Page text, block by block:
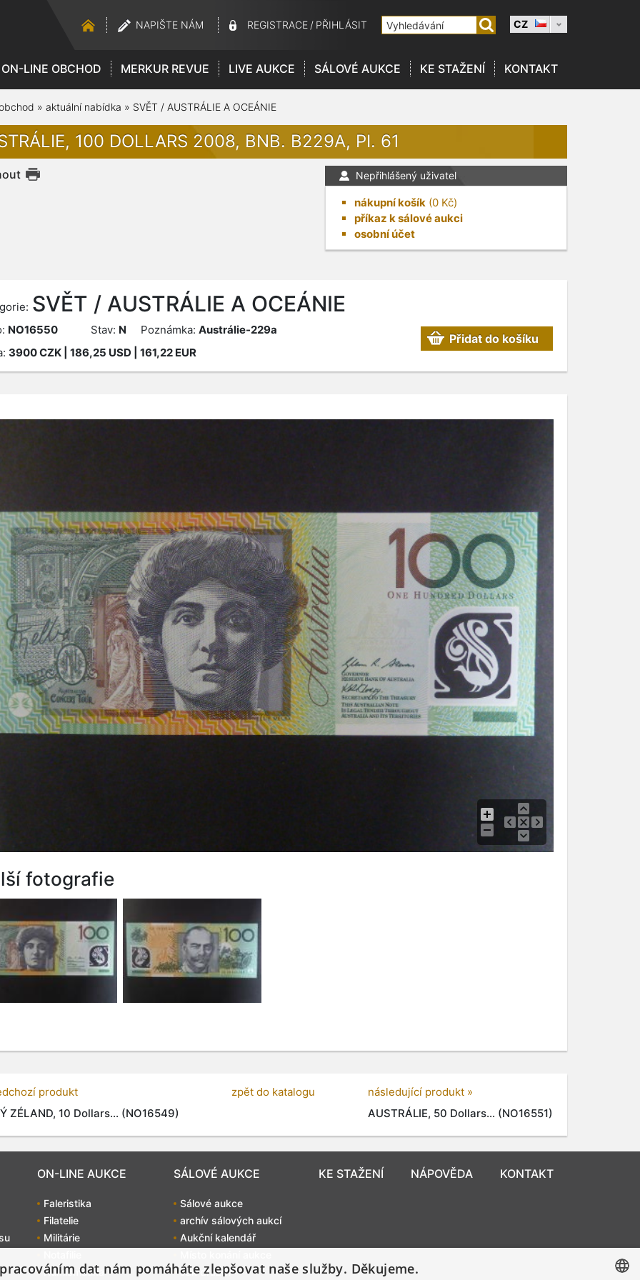
NAPIŠTE NÁM REGISTRACE / PŘIHLÁSIT CZ
ON-LINE OBCHOD MERKUR REVUE LIVE AUKCE SÁLOVÉ AUKCE KE STAŽENÍ KONTAKT
» aktuální nabídka » SVĚT / AUSTRÁLIE A OCEÁNIE
100 DOLLARS 2008, BNB. B229A, PI. 61
Nepřihlášený uživatel
nákupní košík (0 Kč)
příkaz k sálové aukci
osobní účet
SVĚT / AUSTRÁLIE A OCEÁNIE
Přidat do košíku
NO16550 Stav: N Poznámka: Austrálie-229a
3900CZK| 186,25 USD | 161,22 EUR
fotografie
produkt
ZÉLAND, 10 Dollars... (NO16549)
zpět do katalogu
následující produkt »
AUSTRÁLIE, 50 Dollars... (NO16551)
ON-LINE AUKCE
Faleristika
Filatelie
Militárie
Numismatika
SÁLOVÉ AUKCE
Sálové aukce
archív sálových aukcí
Aukční kalendář
Jak dražit?
KE STAŽENÍ NÁPOVĚDA KONTAKT
dat nám pomáháte zlepšovat naše služby. Děkujeme.